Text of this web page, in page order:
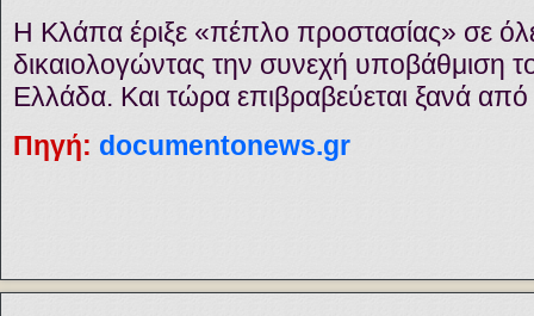
Η Κλάπα έριξε «πέπλο προστασίας» σε
δικαιολογώντας την συνεχή υποβάθμιση
Ελλάδα. Και τώρα επιβραβεύεται ξανά
Πηγή: documentonews.gr